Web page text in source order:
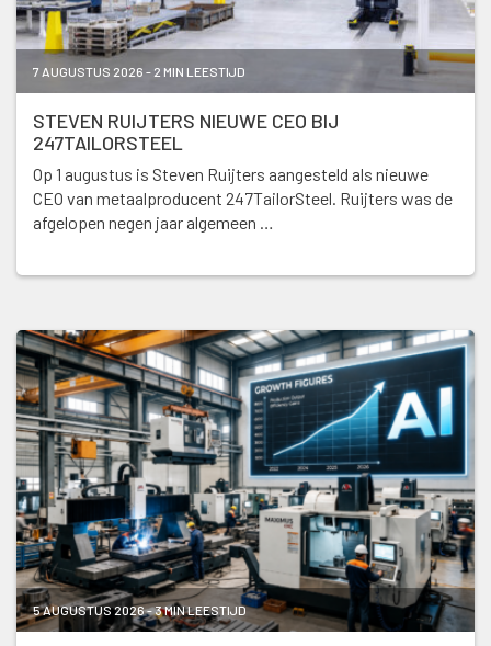
7 AUGUSTUS 2026 - 2 MIN LEESTIJD
STEVEN RUIJTERS NIEUWE CEO BIJ
247TAILORSTEEL
Op 1 augustus is Steven Ruijters aangesteld als nieuwe
CEO van metaalproducent 247TailorSteel. Ruijters was de
afgelopen negen jaar algemeen …
5 AUGUSTUS 2026 - 3 MIN LEESTIJD